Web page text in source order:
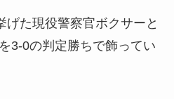
げた現役警察官ボクサーと
3-0の判定勝ちで飾ってい